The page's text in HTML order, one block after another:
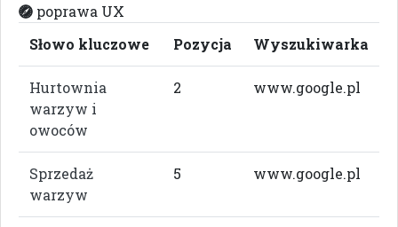
poprawa UX
Słowo kluczowe
Pozycja Wyszukiwarka
Hurtownia
warzyw i
owoców
2 www.google.pl
Sprzedaż
warzyw
5 www.google.pl